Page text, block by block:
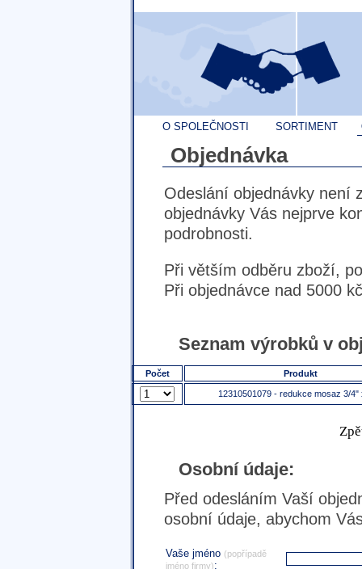
O SPOLEČNOSTI SORTIMENT
Objednávka
Odeslání objednávky není
objednávky Vás nejprve
podrobnosti.
Při větším odběru zboží,
Při objednávce nad 5000
Seznam výrobků v
Počet Produkt
12310501079 - redukce mosaz 3/4"
Osobní údaje:
Před odesláním Vaší
osobní údaje, abychom
Vaše jméno (popřípadě
jméno firmy):